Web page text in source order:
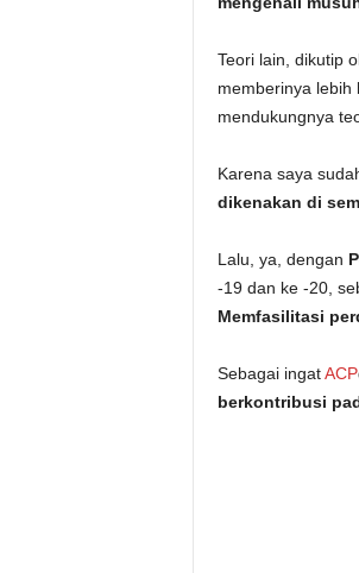
Teori lain, dikutip
memberinya lebih
mendukungnya
Karena saya
dikenakan di
Lalu, ya, dengan
-19 dan ke -20,
Memfasilitasi
Sebagai ingatACP
berkontribusi